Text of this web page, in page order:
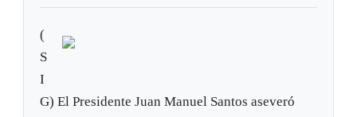
(
S
I
G) El Presidente Juan Manuel Santos aseveró